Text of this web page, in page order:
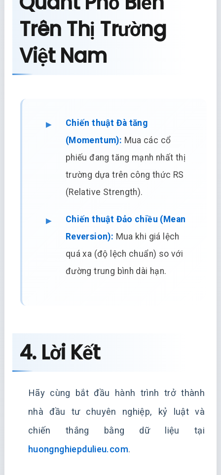
Trên Thị Trường
Việt Nam
Chiến thuật Đà tăng
(Momentum): Mua các cổ
phiếu đang tăng mạnh nhất thị
trường dựa trên công thức RS
(Relative Strength).
Chiến thuật Đảo chiều (Mean
Reversion): Mua khi giá lệch
quá xa (độ lệch chuẩn) so với
đường trung bình dài hạn.
4. Lời Kết
Hãy cùng bắt đầu hành trình trở thành
nhà đầu tư chuyên nghiệp, kỷ luật và
chiến thắng bằng dữ liệu tại
huongnghiepdulieu.com.